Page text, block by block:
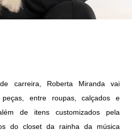
carreira, Roberta Miranda vai
entre roupas, calçados e
de itens customizados pela
do closet da rainha da música